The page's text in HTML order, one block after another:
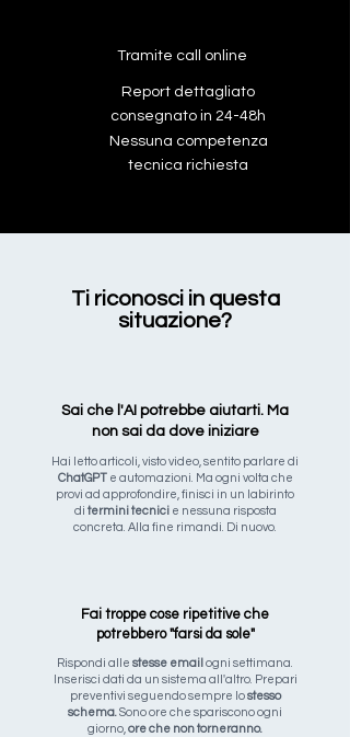
Tramite call online
Report dettagliato
consegnato in 24-48h
Nessuna competenza
tecnica richiesta
Ti riconosci in questa
situazione?
Sai che l'AI potrebbe aiutarti. Ma
non sai da dove iniziare
Hai letto articoli, visto video, sentito parlare di
ChatGPTe automazioni. Ma ogni volta che
provi ad approfondire, finisci in un labirinto
di termini tecnicie nessuna risposta
concreta. Alla fine rimandi. Di nuovo.
Fai troppe cose ripetitive che
potrebbero "farsi da sole"
Rispondi alle stesse email ogni settimana.
Inserisci dati da un sistema all'altro. Prepari
preventivi seguendo sempre lostesso
schema. Sono ore che spariscono ogni
giorno, ore che non torneranno.